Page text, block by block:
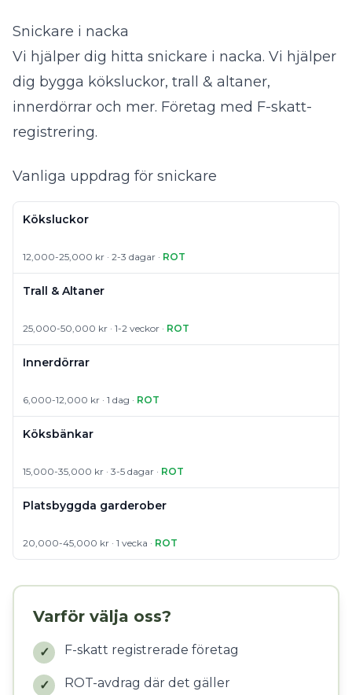
Snickare i nacka
Vi hjälper dig hitta snickare i nacka. Vi hjälper
dig bygga köksluckor, trall & altaner,
innerdörrar och mer. Företag med F-skatt-
registrering.
Vanliga uppdrag för snickare
Köksluckor
12,000-25,000 kr · 2-3 dagar · ROT
Trall & Altaner
25,000-50,000 kr · 1-2 veckor · ROT
Innerdörrar
6,000-12,000 kr · 1 dag · ROT
Köksbänkar
15,000-35,000 kr · 3-5 dagar · ROT
Platsbyggda garderober
20,000-45,000 kr · 1 vecka · ROT
Varför välja oss?
✓ F-skatt registrerade företag
✓ ROT-avdrag där det gäller